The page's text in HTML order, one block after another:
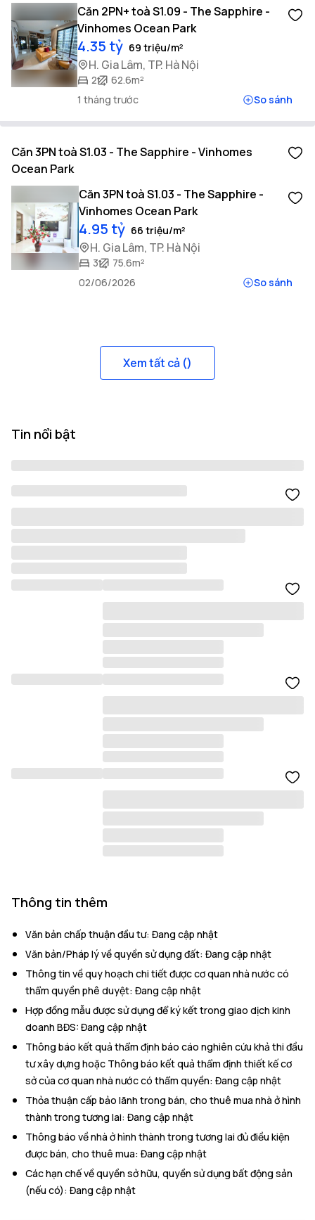
Căn 2PN+ toà S1.09 - The Sapphire -
Vinhomes Ocean Park
4.35 tỷ 69 triệu/m²
H. Gia Lâm, TP. Hà Nội
2
62.6m²
1 tháng trước
So sánh
Căn 3PN toà S1.03 - The Sapphire - Vinhomes
Ocean Park
Căn 3PN toà S1.03 - The Sapphire -
Vinhomes Ocean Park
4.95 tỷ 66 triệu/m²
H. Gia Lâm, TP. Hà Nội
3
75.6m²
02/06/2026
So sánh
Xem tất cả ()
Tin nổi bật
Thông tin thêm
Văn bản chấp thuận đầu tư: Đang cập nhật
Văn bản/Pháp lý về quyền sử dụng đất: Đang cập nhật
Thông tin về quy hoạch chi tiết được cơ quan nhà nước có
thẩm quyền phê duyệt: Đang cập nhật
Hợp đồng mẫu được sử dụng để ký kết trong giao dịch kinh
doanh BĐS: Đang cập nhật
Thông báo kết quả thẩm định báo cáo nghiên cứu khả thi đầu
tư xây dựng hoặc Thông báo kết quả thẩm định thiết kế cơ
sở của cơ quan nhà nước có thẩm quyền: Đang cập nhật
Thỏa thuận cấp bảo lãnh trong bán, cho thuê mua nhà ở hình
thành trong tương lai: Đang cập nhật
Thông báo về nhà ở hình thành trong tương lai đủ điều kiện
được bán, cho thuê mua: Đang cập nhật
Các hạn chế về quyền sở hữu, quyền sử dụng bất động sản
(nếu có): Đang cập nhật